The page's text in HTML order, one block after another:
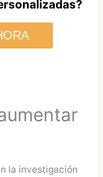
la investigación